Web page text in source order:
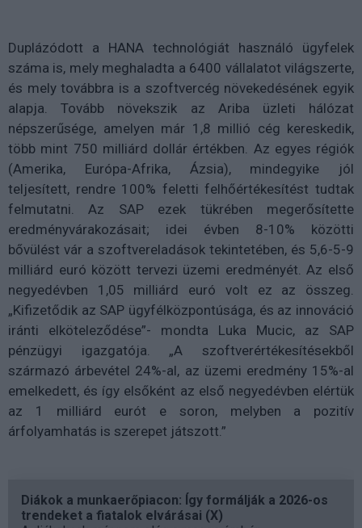
Duplázódott a HANA technológiát használó ügyfelek
száma is, mely meghaladta a 6400 vállalatot világszerte,
és mely továbbra is a szoftvercég növekedésének egyik
alapja. Tovább növekszik az Ariba üzleti hálózat
népszerűsége, amelyen már 1,8 millió cég kereskedik,
több mint 750 milliárd dollár értékben. Az egyes régiók
(Amerika, Európa-Afrika, Ázsia), mindegyike jól
teljesített, rendre 100% feletti felhőértékesítést tudtak
felmutatni. Az SAP ezek tükrében megerősítette
eredményvárakozásait; idei évben 8-10% közötti
bővülést vár a szoftvereladások tekintetében, és 5,6-5-9
milliárd euró között tervezi üzemi eredményét. Az első
negyedévben 1,05 milliárd euró volt ez az összeg.
„Kifizetődik az SAP ügyfélközpontúsága, és az innováció
iránti elköteleződése”- mondta Luka Mucic, az SAP
pénzügyi igazgatója. „A szoftverértékesítésekből
származó árbevétel 24%-al, az üzemi eredmény 15%-al
emelkedett, és így elsőként az első negyedévben elértük
az 1 milliárd eurót e soron, melyben a pozitív
árfolyamhatás is szerepet játszott.”
Diákok a munkaerőpiacon: Így formálják a 2026-os
trendeket a fiatalok elvárásai (X)